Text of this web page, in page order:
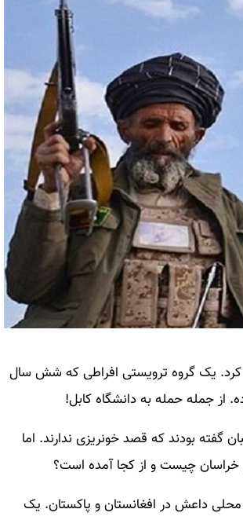
کرد. یک گروه ترویستی افراطی که شش سال
از جمله حمله به دانشگاه کابل!
گذاشت. طالبان گفته بودند که قصد خونریزی ندارند. اما
چیست و از کجا آمده است؟
داعش در افغانستان و پاکستان. یک